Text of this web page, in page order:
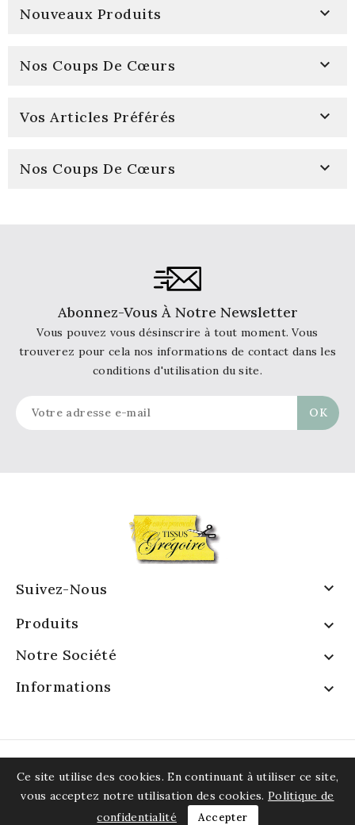
Nouveaux Produits 
Nos Coups De Cœurs 
Vos Articles Préférés 
Nos Coups De Cœurs 
Abonnez-Vous À Notre Newsletter
Vous pouvez vous désinscrire à tout moment. Vous
trouverez pour cela nos informations de contact dans les
conditions d'utilisation du site.
Suivez-Nous 
Produits 
Notre Société 
Informations 
Ce site utilise des cookies. En continuant à utiliser ce site,
vous acceptez notre utilisation des cookies. Politique de
confidentialité
Accepter